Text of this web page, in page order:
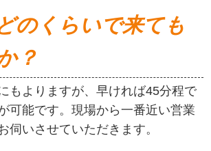
のくらいで来ても
？
もよりますが、早ければ45分程で
可能です。現場から一番近い営業
伺いさせていただきます。